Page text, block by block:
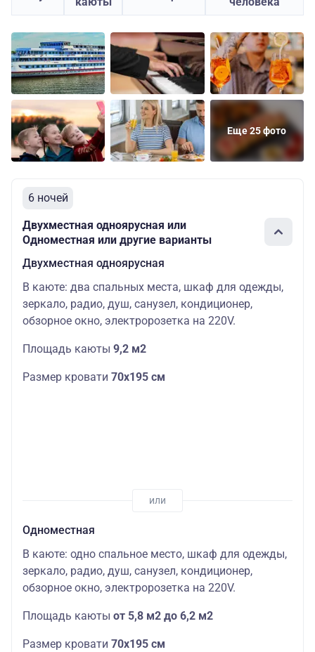
Еще 25 фото
6 ночей
Двухместная одноярусная или
Одноместная или другие варианты
Двухместная одноярусная
В каюте: два спальных места, шкаф для одежды,
зеркало, радио, душ, санузел, кондиционер,
обзорное окно, электророзетка на 220V.
Площадь каюты 9,2 м2
Размер кровати 70х195 см
Одноместная
В каюте: одно спальное место, шкаф для одежды,
зеркало, радио, душ, санузел, кондиционер,
обзорное окно, электророзетка на 220V.
Площадь каюты от 5,8 м2 до 6,2 м2
Размер кровати 70х195 см